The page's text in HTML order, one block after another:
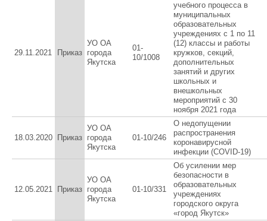
29.11.2021 Приказ
УО ОА
города
Якутска
01-
10/1008
учебного процесса в
муниципальных
образовательных
учреждениях с 1 по 11
(12) классы и работы
кружков, секций,
дополнительных
занятий и других
школьных и
внешкольных
мероприятий с 30
ноября 2021 года
18.03.2020 Приказ
УО ОА
города
Якутска
01-10/246
О недопущении
распространения
коронавирусной
инфекции (COVID-19)
12.05.2021 Приказ
УО ОА
города
Якутска
01-10/331
Об усилении мер
безопасности в
образовательных
учреждениях
городского округа
«город Якутск»